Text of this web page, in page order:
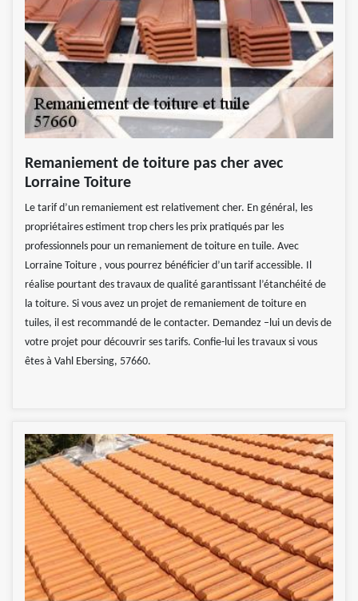
Remaniement de toiture pas cher avec
Lorraine Toiture
Le tarif d’un remaniement est relativement cher. En général, les
propriétaires estiment trop chers les prix pratiqués par les
professionnels pour un remaniement de toiture en tuile. Avec
Lorraine Toiture , vous pourrez bénéficier d’un tarif accessible. Il
réalise pourtant des travaux de qualité garantissant l’étanchéité de
la toiture. Si vous avez un projet de remaniement de toiture en
tuiles, il est recommandé de le contacter. Demandez –lui un devis de
votre projet pour découvrir ses tarifs. Confie-lui les travaux si vous
êtes à Vahl Ebersing, 57660.